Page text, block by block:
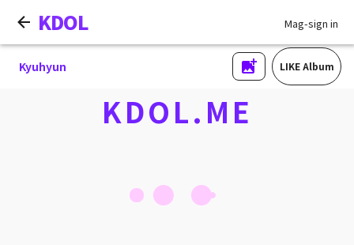
KDOL Mag-sign in
Kyuhyun LIKE Album
KDOL.ME